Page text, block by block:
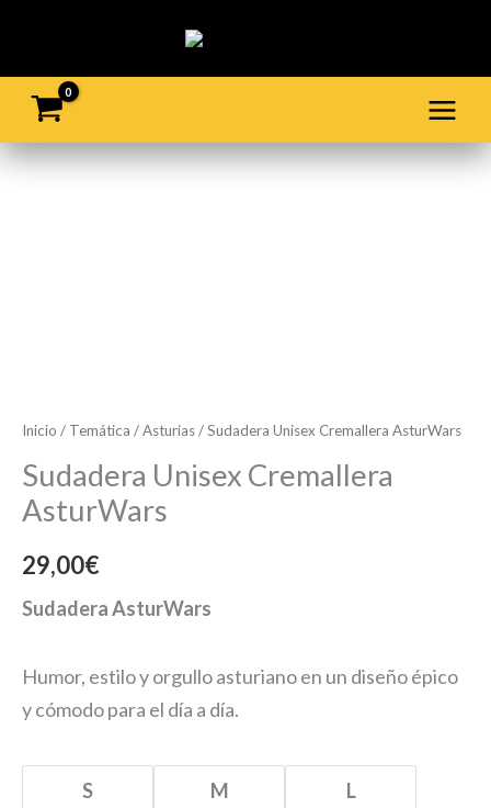
contenido
Inicio / Temática /Asturias/ Sudadera Unisex Cremallera AsturWars
Sudadera Unisex Cremallera
AsturWars
29,00€
Sudadera AsturWars
Humor, estilo y orgullo asturiano en un diseño épico
y cómodo para el día a día.
S M L